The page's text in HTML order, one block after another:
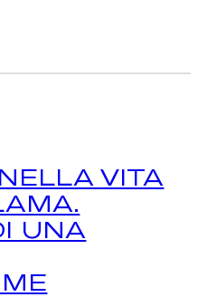
VITA
UNA